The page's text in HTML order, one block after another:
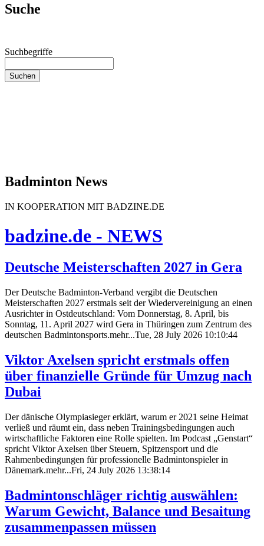
Suche
Suchbegriffe
Suchen
Badminton News
IN KOOPERATION MIT BADZINE.DE
badzine.de - NEWS
Deutsche Meisterschaften 2027 in Gera
Der Deutsche Badminton-Verband vergibt die Deutschen
Meisterschaften 2027 erstmals seit der Wiedervereinigung an einen
Ausrichter in Ostdeutschland: Vom Donnerstag, 8. April, bis
Sonntag, 11. April 2027 wird Gera in Thüringen zum Zentrum des
deutschen Badmintonsports.mehr...Tue, 28 July 2026 10:10:44
Viktor Axelsen spricht erstmals offen
über finanzielle Gründe für Umzug nach
Dubai
Der dänische Olympiasieger erklärt, warum er 2021 seine Heimat
verließ und räumt ein, dass neben Trainingsbedingungen auch
wirtschaftliche Faktoren eine Rolle spielten. Im Podcast „Genstart“
spricht Viktor Axelsen über Steuern, Spitzensport und die
Rahmenbedingungen für professionelle Badmintonspieler in
Dänemark.mehr...Fri, 24 July 2026 13:38:14
Badmintonschläger richtig auswählen:
Warum Gewicht, Balance und Besaitung
zusammenpassen müssen